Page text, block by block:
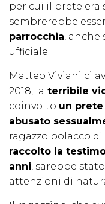
per cui il prete era
sembrerebbe
parrocchia, anche
ufficiale.
Matteo Viviani ci
2018, la terribile
coinvolto un
abusato
ragazzo polacco
raccolto la
anni, sarebbe
attenzioni di